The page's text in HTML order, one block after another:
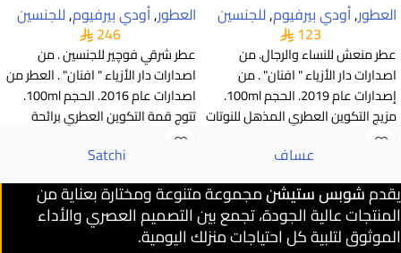
العطور,أودي بيرفيوم,للجنسين
123
عطر منعش للنساء والرجال. من
اصدارات دار الأزياء " افنان" . من
إصدارات عام 2019. الحجم 100ml.
مزيج التكوين العطري المذهل للنوتات
العليا من الكباد
العطور,أودي بيرفيوم,للجنسين
246
عطر شرقي فوچير للجنسين . من
اصدارات دار الأزياء " افنان" . العطر من
اصدارات عام 2016. الحجم 100ml.
تتوج قمة التكوين العطري برائحة
الحمضيات.
عساف Satchi
يقدمشوبس ستيشنمجموعة متنوعة ومختارة بعناية من
المنتجات عالية الجودة، تجمع بين التصميم العصري والأداء
الموثوق لتلبية كل احتياجات منزلك اليومية.